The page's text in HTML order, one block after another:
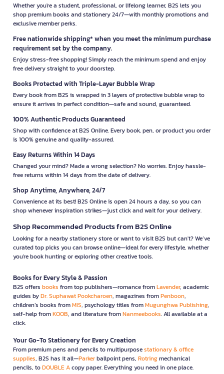
Whether you're a student, professional, or lifelong learner, B2S lets you
shop premium books and stationery 24/7—with monthly promotions and
exclusive member perks.
Free nationwide shipping* when you meet the minimum purchase
requirement set by the company.
Enjoy stress-free shopping! Simply reach the minimum spend and enjoy
free delivery straight to your doorstep.
Books Protected with Triple-Layer Bubble Wrap
Every book from B2S is wrapped in 3 layers of protective bubble wrap to
ensure it arrives in perfect condition—safe and sound, guaranteed.
100% Authentic Products Guaranteed
Shop with confidence at B2S Online. Every book, pen, or product you order
is 100% genuine and quality-assured.
Easy Returns Within 14 Days
Changed your mind? Made a wrong selection? No worries. Enjoy hassle-
free returns within 14 days from the date of delivery.
Shop Anytime, Anywhere, 24/7
Convenience at its best! B2S Online is open 24 hours a day, so you can
shop whenever inspiration strikes—just click and wait for your delivery.
Shop Recommended Products from B2S Online
Looking for a nearby stationery store or want to visit B2S but can't? We’ve
curated top picks you can browse online—ideal for every lifestyle, whether
you're book hunting or exploring other creative tools.
Books for Every Style & Passion
B2S offers books from top publishers—romance fromLavender, academic
guides byDr. Suphawat Pookcharoen, magazines fromPenboon,
children’s books fromMIS, psychology titles fromMugunghwa Publishing,
self-help fromKOOB, and literature fromNanmeebooks. All available at a
click.
Your Go-To Stationery for Every Creation
From premium pens and pencils to multipurposestationary & office
supplies, B2S has it all—Parkerballpoint pens, Rotringmechanical
pencils, toDOUBLE Acopy paper. Everything you need in one place.